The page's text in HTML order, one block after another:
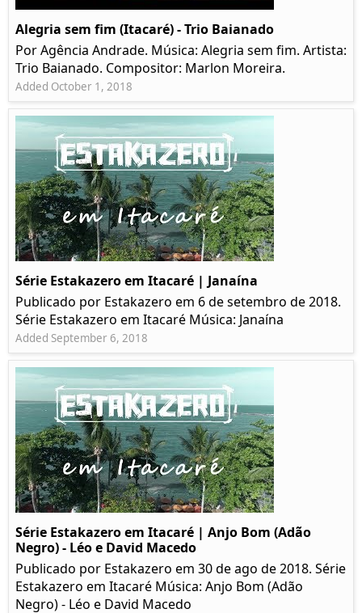
Alegria sem fim (Itacaré) - Trio Baianado
Por Agência Andrade. Música: Alegria sem fim. Artista:
Trio Baianado. Compositor: Marlon Moreira.
Added October 1, 2018
Série Estakazero em Itacaré | Janaína
Publicado por Estakazero em 6 de setembro de 2018.
Série Estakazero em Itacaré Música: Janaína
Added September 6, 2018
Série Estakazero em Itacaré | Anjo Bom (Adão
Negro) - Léo e David Macedo
Publicado por Estakazero em 30 de ago de 2018. Série
Estakazero em Itacaré Música: Anjo Bom (Adão
Negro) - Léo e David Macedo